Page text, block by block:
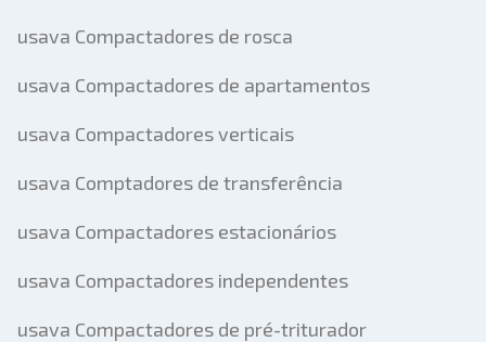
usava Compactadores de rosca
usava Compactadores de apartamentos
usava Compactadores verticais
usava Comptadores de transferência
usava Compactadores estacionários
usava Compactadores independentes
usava Compactadores de pré-triturador